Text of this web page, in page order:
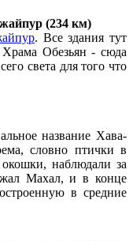
(234 км)
. Все здания тут
Обезьян - сюда
света для того что
название Хава-
словно птички в
наблюдали за
Махал, и в конце
в средние